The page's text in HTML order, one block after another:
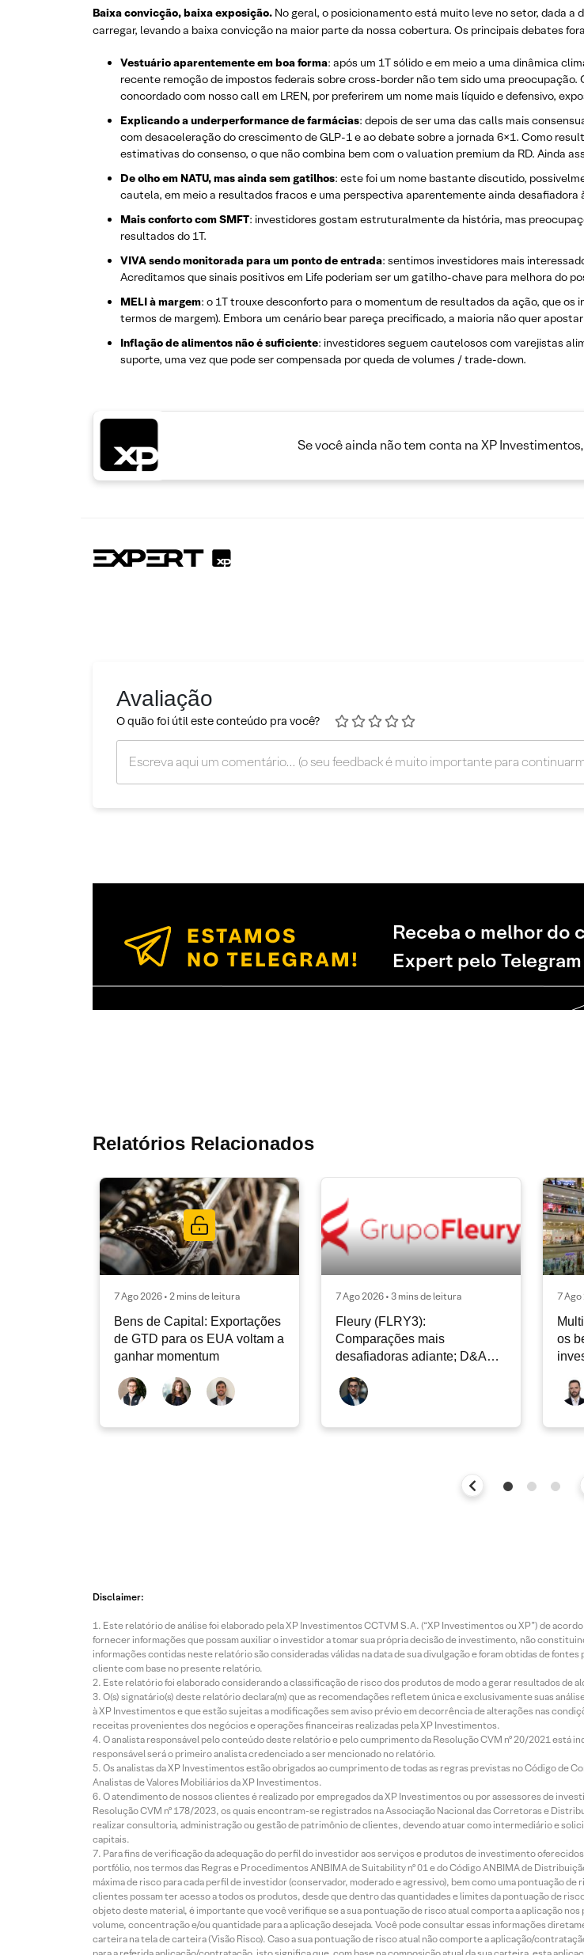
Baixa convicção, baixa exposição. No geral, o posicionamento está muito leve no setor, dada
carregar, levando a baixa convicção na maior parte da nossa cobertura. Os principais debates
Vestuário aparentemente em boa forma: após um 1T sólido e em meio a uma dinâmica
recente remoção de impostos federais sobre cross-border não tem sido uma
concordado com nosso call em LREN, por preferirem um nome mais líquido e defensivo,
Explicando a underperformance de farmácias: depois de ser uma das calls mais
com desaceleração do crescimento de GLP-1 e ao debate sobre a jornada 6×1. Como
estimativas do consenso, o que não combina bem com o valuation premium da RD. Ainda
De olho em NATU, mas ainda sem gatilhos: este foi um nome bastante discutido,
cautela, em meio a resultados fracos e uma perspectiva aparentemente ainda desafiadora
Mais conforto com SMFT: investidores gostam estruturalmente da história, mas
resultados do 1T.
VIVA sendo monitorada para um ponto de entrada: sentimos investidores mais
Acreditamos que sinais positivos em Life poderiam ser um gatilho-chave para melhora do
MELI à margem: o 1T trouxe desconforto para o momentum de resultados da ação, que
termos de margem). Embora um cenário bear pareça precificado, a maioria não quer
Inflação de alimentos não é suficiente: investidores seguem cautelosos com varejistas
suporte, uma vez que pode ser compensada por queda de volumes / trade-down.
Se você ainda não tem conta na XP
Avaliação
O quão foi útil este conteúdo pra você?
Receba o melhor do
Expert pelo
Relatórios Relacionados
7 Ago 2026 • 2 mins de leitura
Bens de Capital: Exportações
de GTD para os EUA voltam a
ganhar momentum
7 Ago 2026 • 3 mins de leitura
Fleury (FLRY3):
Comparações mais
desafiadoras adiante; D&A
deve permanecer nos níveis
atuais
7 Ago
os
Disclaimer:
Este relatório de análise foi elaborado pela XP Investimentos CCTVM S.A. (“XP Investimentos ou XP”) de
fornecer informações que possam auxiliar o investidor a tomar sua própria decisão de investimento, não
informações contidas neste relatório são consideradas válidas na data de sua divulgação e foram obtidas de
cliente com base no presente relatório.
Este relatório foi elaborado considerando a classificação de risco dos produtos de modo a gerar resultados de
O(s) signatário(s) deste relatório declara(m) que as recomendações refletem única e exclusivamente suas
à XP Investimentos e que estão sujeitas a modificações sem aviso prévio em decorrência de alterações nas
receitas provenientes dos negócios e operações financeiras realizadas pela XP Investimentos.
O analista responsável pelo conteúdo deste relatório e pelo cumprimento da Resolução CVM nº 20/2021 está
responsável será o primeiro analista credenciado a ser mencionado no relatório.
Os analistas da XP Investimentos estão obrigados ao cumprimento de todas as regras previstas no Código de
Analistas de Valores Mobiliários da XP Investimentos.
O atendimento de nossos clientes é realizado por empregados da XP Investimentos ou por assessores de
Resolução CVM nº 178/2023, os quais encontram-se registrados na Associação Nacional das Corretoras e
realizar consultoria, administração ou gestão de patrimônio de clientes, devendo atuar como intermediário e
capitais.
Para fins de verificação da adequação do perfil do investidor aos serviços e produtos de investimento
portfólio, nos termos das Regras e Procedimentos ANBIMA de Suitability nº 01 e do Código ANBIMA de
máxima de risco para cada perfil de investidor (conservador, moderado e agressivo), bem como uma pontuação
clientes possam ter acesso a todos os produtos, desde que dentro das quantidades e limites da pontuação de
objeto deste material, é importante que você verifique se a sua pontuação de risco atual comporta a aplicação
volume, concentração e/ou quantidade para a aplicação desejada. Você pode consultar essas informações
carteira na tela de carteira (Visão Risco). Caso a sua pontuação de risco atual não comporte a aplicação/